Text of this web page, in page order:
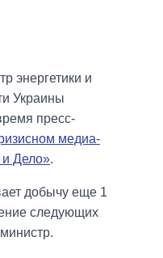
энергетики и
Украины
пресс-
медиа-
Дело».
добычу еще 1
следующих